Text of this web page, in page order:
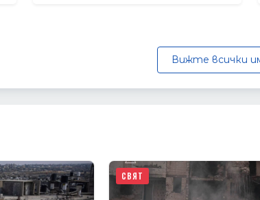
Вижте всички
СВЯТ